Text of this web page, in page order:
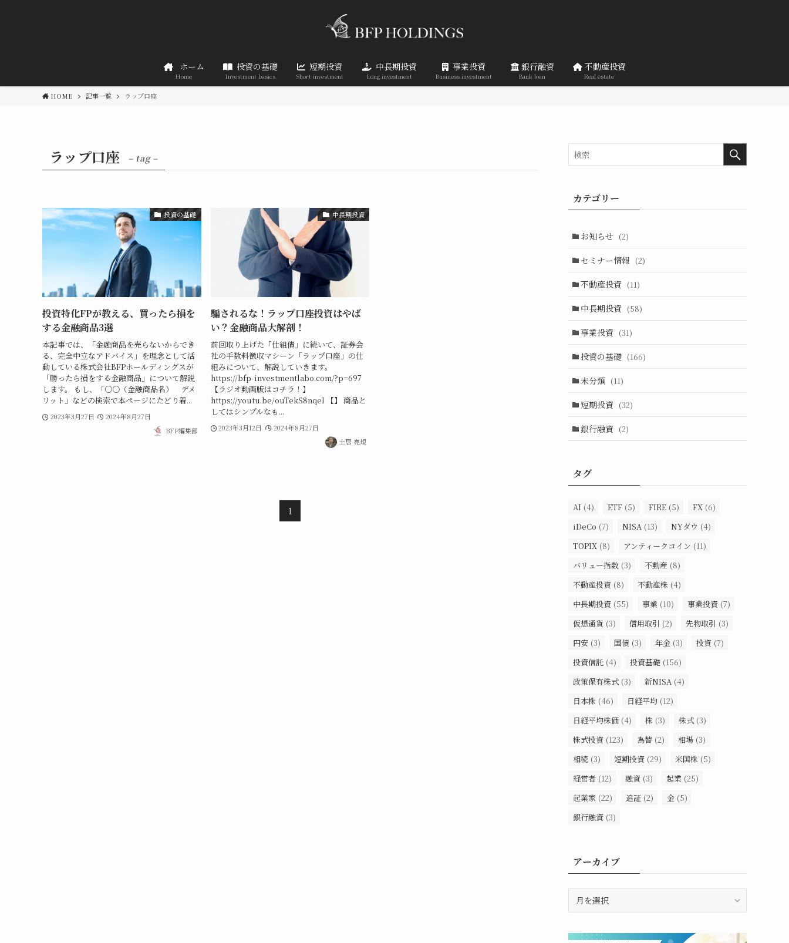
ホーム
Home
投資の基礎
Investment basics
短期投資
Short investment
中長期投資
Long investment
事業投資
Business investment
銀行融資
Bank loan
不動産投資
Real estate
HOME 記事一覧 ラップ口座
ラップ口座 – tag –
投資の基礎
投資特化FPが教える、買ったら損を
する金融商品3選
本記事では、「金融商品を売らないからでき
る、完全中立なアドバイス」を理念として活
動している株式会社BFPホールディングスが
「勝ったら損をする金融商品」について解説
します。 もし、「○○（金融商品名） デメ
リット」などの検索で本ページにたどり着...
2023年3月27日
2024年8月27日
BFP編集部
中長期投資
騙されるな！ラップ口座投資はやば
い？金融商品大解剖！
前回取り上げた「仕組債」に続いて、証券会
社の手数料徴収マシーン「ラップ口座」の仕
組みについて、解説していきます。
https://bfp-investmentlabo.com/?p=697
【ラジオ動画版はコチラ！】
https://youtu.be/ouTekS8nqeI 【】 商品と
してはシンプルなも...
2023年3月12日
2024年8月27日
土居 亮規
1
カテゴリー
お知らせ (2)
セミナー情報 (2)
不動産投資 (11)
中長期投資 (58)
事業投資 (31)
投資の基礎 (166)
未分類 (11)
短期投資 (32)
銀行融資 (2)
タグ
AI (4) ETF (5) FIRE (5) FX (6)
iDeCo (7) NISA (13) NYダウ (4)
TOPIX (8) アンティークコイン (11)
バリュー指数 (3) 不動産 (8)
不動産投資 (8) 不動産株 (4)
中長期投資 (55) 事業 (10) 事業投資 (7)
仮想通貨 (3) 信用取引 (2) 先物取引 (3)
円安 (3) 国債 (3) 年金 (3) 投資 (7)
投資信託 (4) 投資基礎 (156)
政策保有株式 (3) 新NISA (4)
日本株 (46) 日経平均 (12)
日経平均株価 (4) 株 (3) 株式 (3)
株式投資 (123) 為替 (2) 相場 (3)
相続 (3) 短期投資 (29) 米国株 (5)
経営者 (12) 融資 (3) 起業 (25)
起業家 (22) 追証 (2) 金 (5)
銀行融資 (3)
アーカイブ
イ